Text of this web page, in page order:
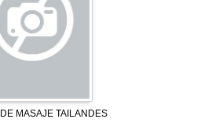
MASAJE TAILANDES